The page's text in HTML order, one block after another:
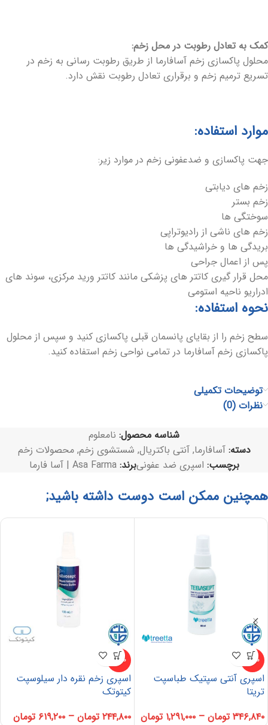
کمک به تعادل رطوبت در محل زخم:
محلول پاکسازی زخم آسافارما از طریق رطوبت رسانی به زخم در
تسریع ترمیم زخم و برقراری تعادل رطوبت نقش دارد.
موارد استفاده:
جهت پاکسازی و ضدعفونی زخم در موارد زیر:
زخم های دیابتی
زخم بستر
سوختگی ها
زخم های ناشی از رادیوتراپی
بریدگی ها و خراشیدگی ها
پس از اعمال جراحی
محل قرار گیری کاتتر های پزشکی مانند کاتتر ورید مرکزی، سوند های
ادراریو ناحیه استومی
نحوه استفاده:
سطح زخم را از بقایای پانسمان قبلی پاکسازی کنید و سپس از محلول
پاکسازی زخم آسافارما در تمامی نواحی زخم استفاده کنید.
توضیحات تکمیلی
نظرات (0)
شناسه محصول: نامعلوم
دسته: آسافارما, آنتی باکتریال, شستشوی زخم, محصولات زخم
برچسب: اسپری ضد عفونیبرند:Asa Farma | آسا فارما
همچنین ممکن است دوست داشته باشید;
-42%
اسپری آنتی سپتیک طباسپت
تریتا
۳۴۶,۸۴۰ تومان – ۱,۲۹۱,۰۰۰ تومان
-20%
اسپری زخم نقره دار سیلوسپت
کیتوتک
۲۴۴,۸۰۰ تومان – ۶۱۹,۲۰۰ تومان